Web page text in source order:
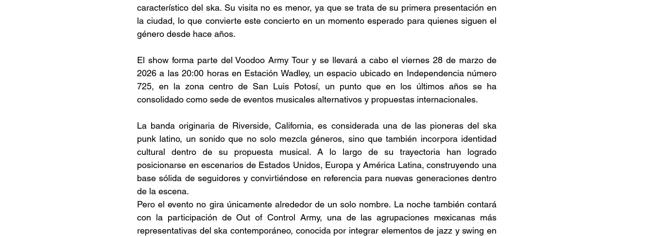
característico del ska. Su visita no es menor, ya que se trata de su primera presentación en
la ciudad, lo que convierte este concierto en un momento esperado para quienes siguen el
género desde hace años.
El show forma parte del Voodoo Army Tour y se llevará a cabo el viernes 28 de marzo de
2026 a las 20:00 horas en Estación Wadley, un espacio ubicado en Independencia número
725, en la zona centro de San Luis Potosí, un punto que en los últimos años se ha
consolidado como sede de eventos musicales alternativos y propuestas internacionales.
La banda originaria de Riverside, California, es considerada una de las pioneras del ska
punk latino, un sonido que no solo mezcla géneros, sino que también incorpora identidad
cultural dentro de su propuesta musical. A lo largo de su trayectoria han logrado
posicionarse en escenarios de Estados Unidos, Europa y América Latina, construyendo una
base sólida de seguidores y convirtiéndose en referencia para nuevas generaciones dentro
de la escena.
Pero el evento no gira únicamente alrededor de un solo nombre. La noche también contará
con la participación de Out of Control Army, una de las agrupaciones mexicanas más
representativas del ska contemporáneo, conocida por integrar elementos de jazz y swing en